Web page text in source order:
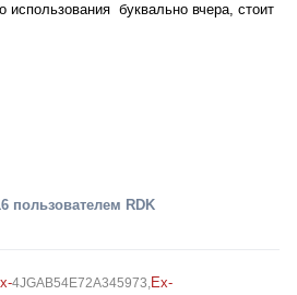
использования буквально вчера, стоит
пользователем RDK
4JGAB54E72A345973,Ex-